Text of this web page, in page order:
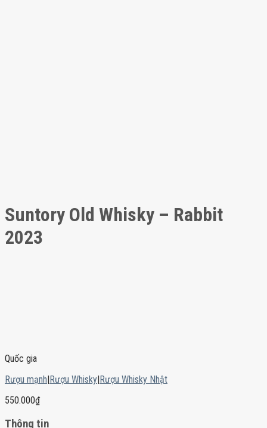
Suntory Old Whisky – Rabbit
2023
Quốc gia
Rượu mạnh|Rượu Whisky|Rượu Whisky Nhật
550.000₫
Thông tin